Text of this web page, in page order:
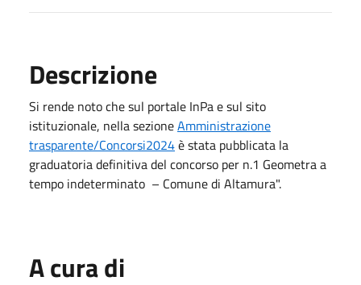
Descrizione
Si rende noto che sul portale InPa e sul sito
istituzionale, nella sezioneAmministrazione
trasparente/Concorsi2024è stata pubblicata la
graduatoria definitiva del concorso per n.1 Geometra a
tempo indeterminato – Comune di Altamura".
A cura di